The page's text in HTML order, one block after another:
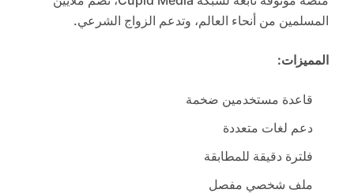
المسلمين من أنحاء العالم، وتدعم الزواج الشرعي.
المميزات:
قاعدة مستخدمين ضخمة
دعم لغات متعددة
فلترة دقيقة للمطابقة
ملف شخصي مفصل